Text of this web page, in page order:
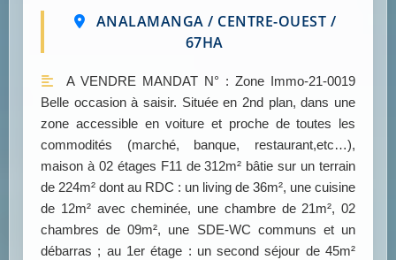
ANALAMANGA / CENTRE-OUEST /
67HA
A VENDRE MANDAT N° : Zone Immo-21-0019
Belle occasion à saisir. Située en 2nd plan, dans une
zone accessible en voiture et proche de toutes les
commodités (marché, banque, restaurant,etc…),
maison à 02 étages F11 de 312m² bâtie sur un terrain
de 224m² dont au RDC : un living de 36m², une cuisine
de 12m² avec cheminée, une chambre de 21m², 02
chambres de 09m², une SDE-WC communs et un
débarras ; au 1er étage : un second séjour de 45m²